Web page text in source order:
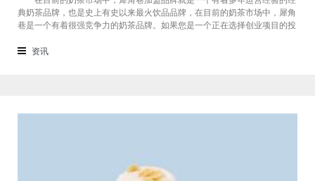
典奶茶品牌，也是史上有史以来最火饮品品牌，在目前的奶茶市场中，犀角
巷是一个有着很强竞争力的奶茶品牌。如果您是一个正在选择创业项目的投
创业支持下，让您可以拥有更加美好的未来。 （犀角巷怎么加盟） 犀
资讯